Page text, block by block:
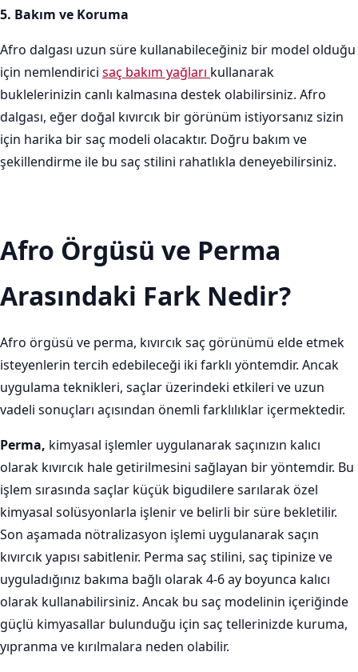
5. Bakım ve Koruma
Afro dalgası uzun süre kullanabileceğiniz bir model olduğu
için nemlendirici saç bakım yağları kullanarak
buklelerinizin canlı kalmasına destek olabilirsiniz. Afro
dalgası, eğer doğal kıvırcık bir görünüm istiyorsanız sizin
için harika bir saç modeli olacaktır. Doğru bakım ve
şekillendirme ile bu saç stilini rahatlıkla deneyebilirsiniz.
Afro Örgüsü ve Perma
Arasındaki Fark Nedir?
Afro örgüsü ve perma, kıvırcık saç görünümü elde etmek
isteyenlerin tercih edebileceği iki farklı yöntemdir. Ancak
uygulama teknikleri, saçlar üzerindeki etkileri ve uzun
vadeli sonuçları açısından önemli farklılıklar içermektedir.
Perma, kimyasal işlemler uygulanarak saçınızın kalıcı
olarak kıvırcık hale getirilmesini sağlayan bir yöntemdir. Bu
işlem sırasında saçlar küçük bigudilere sarılarak özel
kimyasal solüsyonlarla işlenir ve belirli bir süre bekletilir.
Son aşamada nötralizasyon işlemi uygulanarak saçın
kıvırcık yapısı sabitlenir. Perma saç stilini, saç tipinize ve
uyguladığınız bakıma bağlı olarak 4-6 ay boyunca kalıcı
olarak kullanabilirsiniz. Ancak bu saç modelinin içeriğinde
güçlü kimyasallar bulunduğu için saç tellerinizde kuruma,
yıpranma ve kırılmalara neden olabilir.